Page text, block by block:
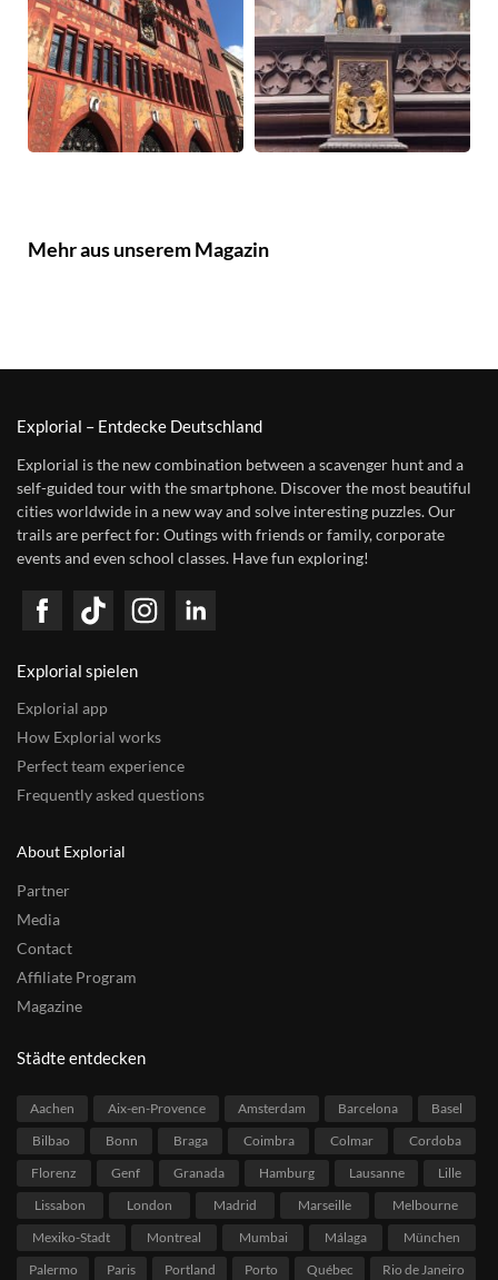
Mehr aus unserem Magazin
Explorial – Entdecke Deutschland
Explorial is the new combination between a scavenger hunt and a
self-guided tour with the smartphone. Discover the most beautiful
cities worldwide in a new way and solve interesting puzzles. Our
trails are perfect for: Outings with friends or family, corporate
events and even school classes. Have fun exploring!
Explorial spielen
Explorial app
How Explorial works
Perfect team experience
Frequently asked questions
About Explorial
Partner
Media
Contact
Affiliate Program
Magazine
Städte entdecken
Aachen Aix-en-Provence Amsterdam Barcelona
Basel
Bilbao
Bonn Braga Coimbra Colmar
Cordoba
Florenz
Genf Granada Hamburg Lausanne
Lille
Lissabon
London Madrid Marseille
Melbourne
Mexiko-Stadt
Montreal Mumbai Málaga
München
Palermo
Paris Portland Porto Québec Rio de Janeiro